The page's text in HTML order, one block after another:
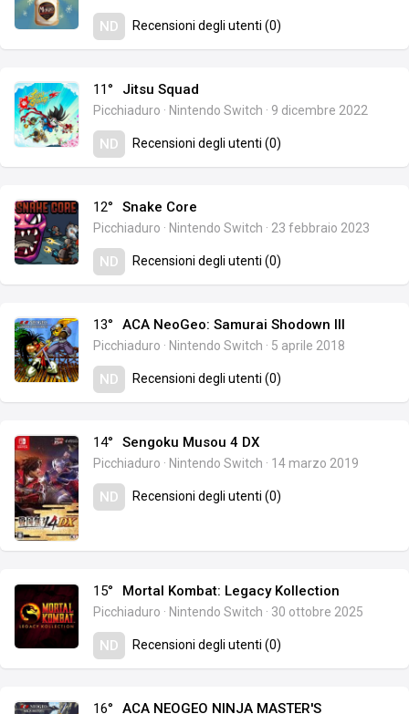
ND Recensioni degli utenti (0)
11° Jitsu Squad
Picchiaduro · Nintendo Switch · 9 dicembre 2022
ND Recensioni degli utenti (0)
12° Snake Core
Picchiaduro · Nintendo Switch · 23 febbraio 2023
ND Recensioni degli utenti (0)
13° ACA NeoGeo: Samurai Shodown III
Picchiaduro · Nintendo Switch · 5 aprile 2018
ND Recensioni degli utenti (0)
14° Sengoku Musou 4 DX
Picchiaduro · Nintendo Switch · 14 marzo 2019
ND Recensioni degli utenti (0)
15° Mortal Kombat: Legacy Kollection
Picchiaduro · Nintendo Switch · 30 ottobre 2025
ND Recensioni degli utenti (0)
16° ACA NEOGEO NINJA MASTER'S